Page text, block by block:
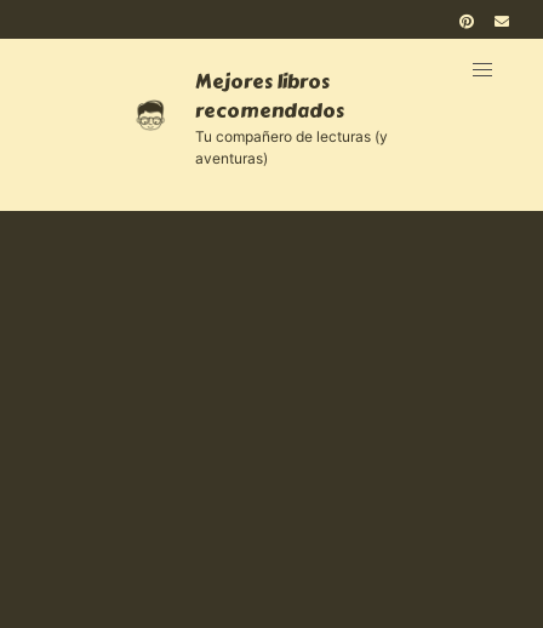
Mejores libros
recomendados
Tu compañero de lecturas (y
aventuras)